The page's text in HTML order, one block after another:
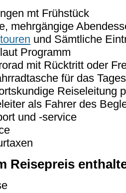
mt Frühstück
mehrgängige
und Sämtliche
Programm
mit Rücktritt oder
für das
Reiseleitung
als Fahrer des
und -service
Reisepreis